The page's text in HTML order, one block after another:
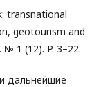
transnational
geotourism and
1 (12). P. 3–22.
дальнейшие